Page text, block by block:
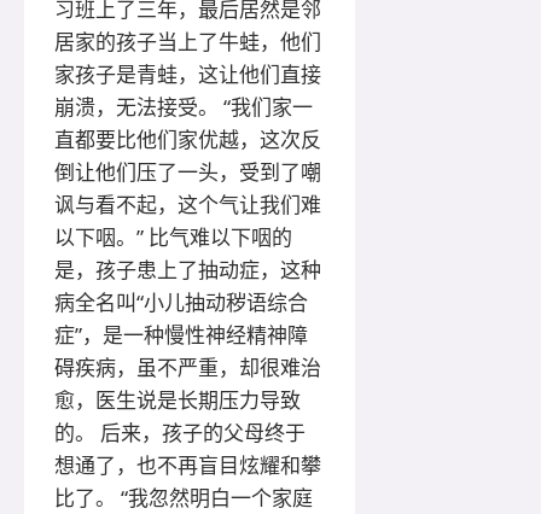
习班上了三年，最后居然是邻
居家的孩子当上了牛蛙，他们
家孩子是青蛙，这让他们直接
崩溃，无法接受。 “我们家一
直都要比他们家优越，这次反
倒让他们压了一头，受到了嘲
讽与看不起，这个气让我们难
以下咽。” 比气难以下咽的
是，孩子患上了抽动症，这种
病全名叫“小儿抽动秽语综合
症”，是一种慢性神经精神障
碍疾病，虽不严重，却很难治
愈，医生说是长期压力导致
的。 后来，孩子的父母终于
想通了，也不再盲目炫耀和攀
比了。 “我忽然明白一个家庭